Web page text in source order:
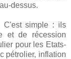
dessus.
C'est simple : ils
et de récession
pour les Etats-
pétrolier, inflation